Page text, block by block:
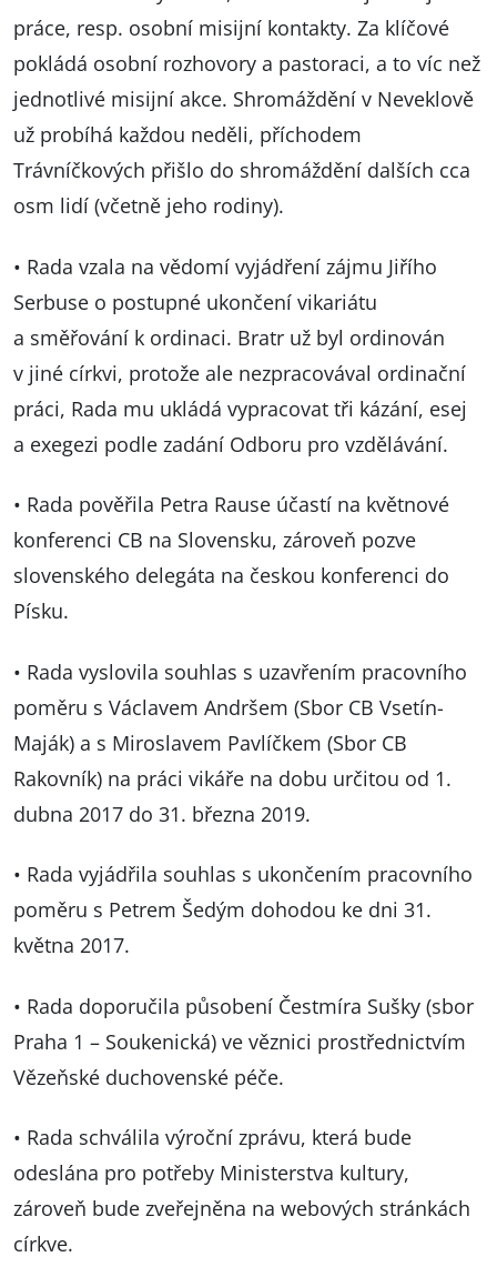
práce, resp. osobní misijní kontakty. Za klíčové
pokládá osobní rozhovory a pastoraci, a to víc než
jednotlivé misijní akce. Shromáždění v Neveklově
už probíhá každou neděli, příchodem
Trávníčkových přišlo do shromáždění dalších cca
osm lidí (včetně jeho rodiny).
• Rada vzala na vědomí vyjádření zájmu Jiřího
Serbuse o postupné ukončení vikariátu
a směřování k ordinaci. Bratr už byl ordinován
v jiné církvi, protože ale nezpracovával ordinační
práci, Rada mu ukládá vypracovat tři kázání, esej
a exegezi podle zadání Odboru pro vzdělávání.
• Rada pověřila Petra Rause účastí na květnové
konferenci CB na Slovensku, zároveň pozve
slovenského delegáta na českou konferenci do
Písku.
• Rada vyslovila souhlas s uzavřením pracovního
poměru s Václavem Andršem (Sbor CB Vsetín-
Maják) a s Miroslavem Pavlíčkem (Sbor CB
Rakovník) na práci vikáře na dobu určitou od 1.
dubna 2017 do 31. března 2019.
• Rada vyjádřila souhlas s ukončením pracovního
poměru s Petrem Šedým dohodou ke dni 31.
května 2017.
• Rada doporučila působení Čestmíra Sušky (sbor
Praha 1 – Soukenická) ve věznici prostřednictvím
Vězeňské duchovenské péče.
• Rada schválila výroční zprávu, která bude
odeslána pro potřeby Ministerstva kultury,
zároveň bude zveřejněna na webových stránkách
církve.